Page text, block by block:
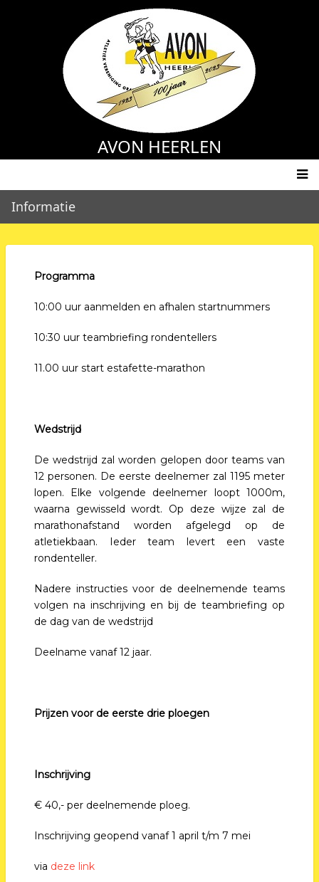
AVON HEERLEN
Main
navigation
Informatie
Programma
10:00 uur aanmelden en afhalen startnummers
10:30 uur teambriefing rondentellers
11.00 uur start estafette-marathon
Wedstrijd
De wedstrijd zal worden gelopen door teams van
12 personen. De eerste deelnemer zal 1195 meter
lopen. Elke volgende deelnemer loopt 1000m,
waarna gewisseld wordt. Op deze wijze zal de
marathonafstand worden afgelegd op de
atletiekbaan. Ieder team levert een vaste
rondenteller.
Nadere instructies voor de deelnemende teams
volgen na inschrijving en bij de teambriefing op
de dag van de wedstrijd
Deelname vanaf 12 jaar.
Prijzen voor de eerste drie ploegen
Inschrijving
€ 40,- per deelnemende ploeg.
Inschrijving geopend vanaf 1 april t/m 7 mei
via deze link